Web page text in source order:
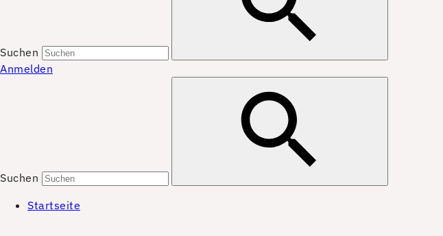
Suchen
Anmelden
Suchen
Startseite